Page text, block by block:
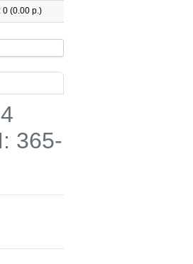
0 (0.00 р.)
365-